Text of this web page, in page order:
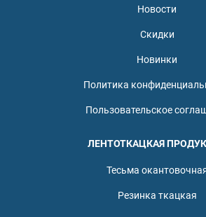
Новости
Скидки
Новинки
Политика
Пользовательское
ЛЕНТОТКАЦКАЯ
Тесьма
Резинка ткацкая